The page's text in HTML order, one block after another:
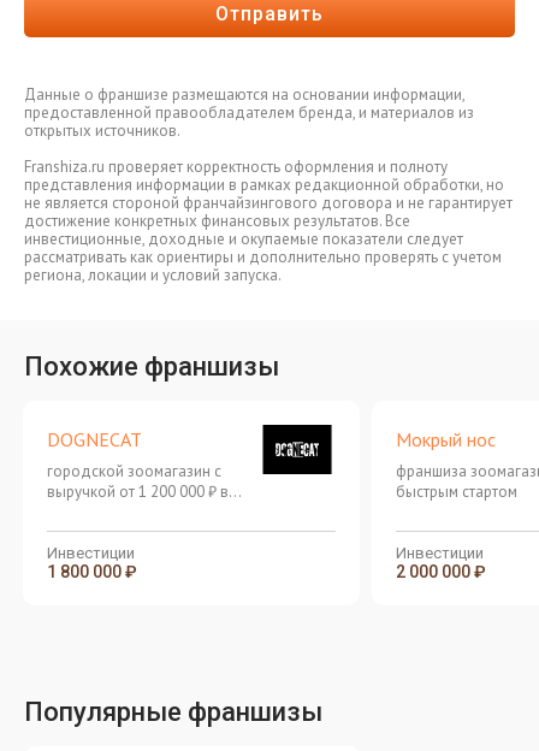
Отправить
Данные о франшизе размещаются на основании информации,
предоставленной правообладателем бренда, и материалов из
открытых источников.
Franshiza.ru проверяет корректность оформления и полноту
представления информации в рамках редакционной обработки, но
не является стороной франчайзингового договора и не гарантирует
достижение конкретных финансовых результатов. Все
инвестиционные, доходные и окупаемые показатели следует
рассматривать как ориентиры и дополнительно проверять с учетом
региона, локации и условий запуска.
Похожие франшизы
DOGNECAT
городской зоомагазин с
выручкой от 1 200 000 ₽ в
Инвестиции
1 800 000 ₽
Мокрый нос
франшиза
быстрым стартом
Инвестиции
2 000 000 ₽
Популярные франшизы